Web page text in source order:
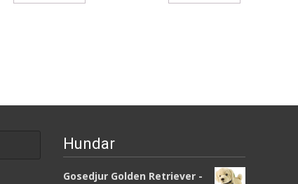
Hundar
Gosedjur Golden Retriever -